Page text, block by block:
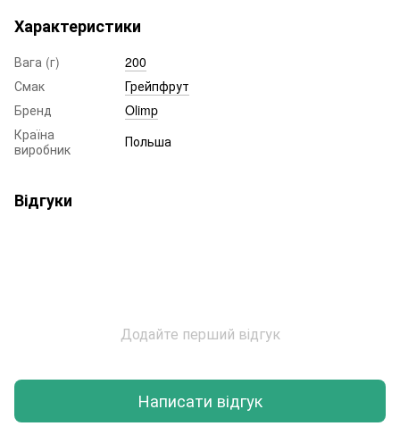
Характеристики
Вага (г)
200
Смак
Грейпфрут
Бренд
Olimp
Країна
виробник
Польша
Відгуки
Додайте перший відгук
Написати відгук